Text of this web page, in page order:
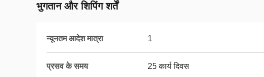
भुगतान और शिपिंग शर्तें
न्यूनतम आदेश मात्रा 1
प्रसव के समय 25 कार्य दिवस